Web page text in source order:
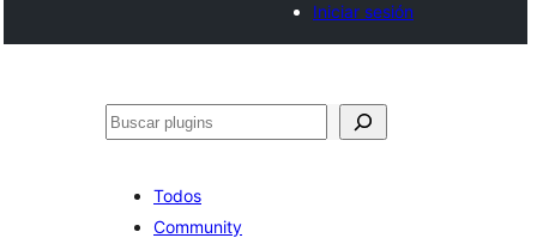
Iniciar sesión
Buscar
Todos
Community